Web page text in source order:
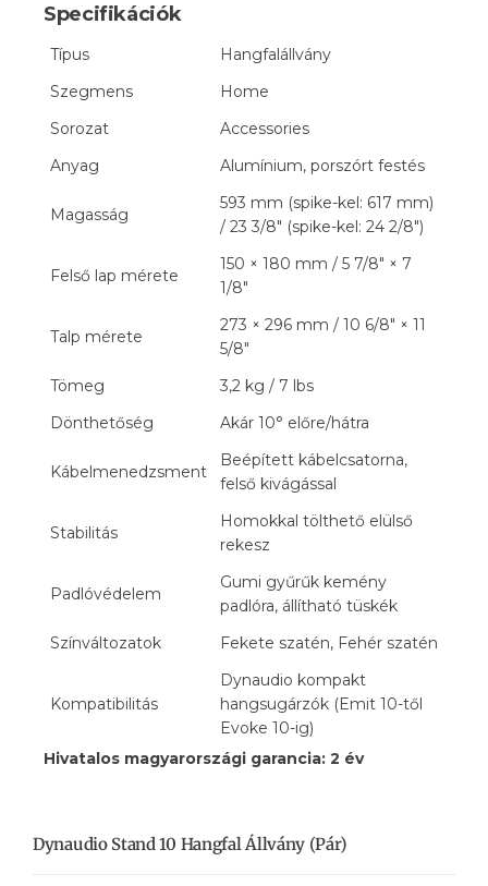
Specifikációk
Típus
Hangfalállvány
Szegmens
Home
Sorozat
Accessories
Anyag
Alumínium, porszórt festés
Magasság
593 mm (spike-kel: 617 mm)
/ 23 3/8″ (spike-kel: 24 2/8″)
Felső lap mérete
150 × 180 mm / 5 7/8″ × 7
1/8″
Talp mérete
273 × 296 mm / 10 6/8″ × 11
5/8″
Tömeg
3,2 kg / 7 lbs
Dönthetőség
Akár 10° előre/hátra
Kábelmenedzsment
Beépített kábelcsatorna,
felső kivágással
Stabilitás
Homokkal tölthető elülső
rekesz
Padlóvédelem
Gumi gyűrűk kemény
padlóra, állítható tüskék
Színváltozatok
Fekete szatén, Fehér szatén
Kompatibilitás
Dynaudio kompakt
hangsugárzók (Emit 10-től
Evoke 10-ig)
Hivatalos magyarországi garancia: 2 év
Dynaudio Stand 10 Hangfal Állvány (Pár)